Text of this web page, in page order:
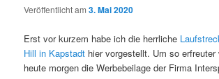
Veröffentlicht am3. Mai 2020
Erst vor kurzem habe ich die herrliche
Hill in Kapstadt hier vorgestellt. Um so
heute morgen die Werbebeilage der Firma